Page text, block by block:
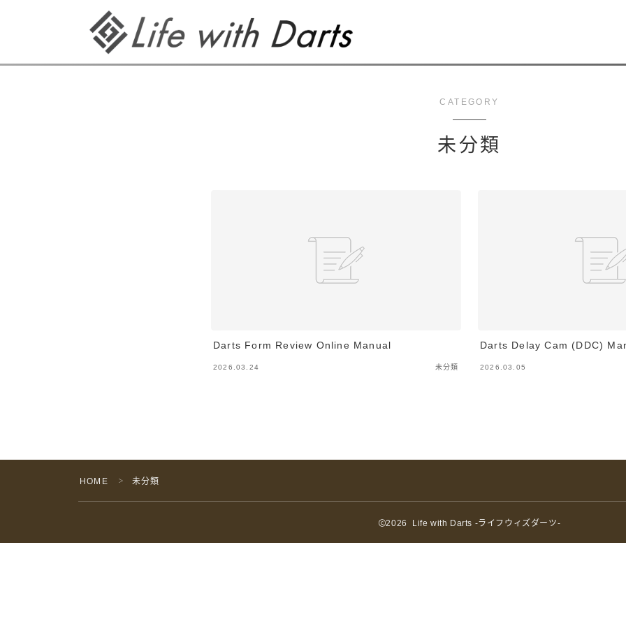
CATEGORY
未分類
Darts Form Review Online Manual
2026.03.24 未分類
Darts Delay Cam (DDC)
2026.03.05
HOME ＞ 未分類
2026 Life with Darts -ライフウィズダーツ-